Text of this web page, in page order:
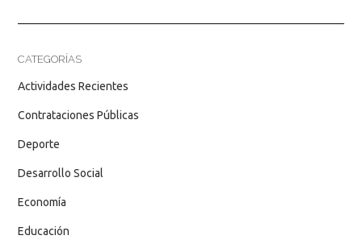
CATEGORÍAS
Actividades Recientes
Contrataciones Públicas
Deporte
Desarrollo Social
Economía
Educación